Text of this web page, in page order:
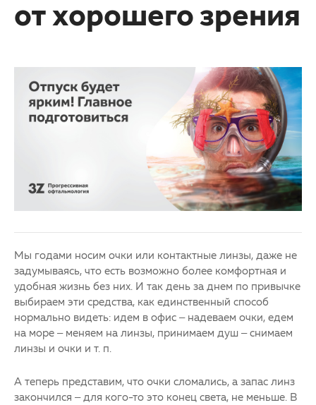
Партнерам
Клуб офтальмологов
Детская офтальмология
от хорошего зрения
Мы годами носим очки или контактные линзы, даже не
задумываясь, что есть возможно более комфортная и
удобная жизнь без них. И так день за днем по привычке
выбираем эти средства, как единственный способ
нормально видеть: идем в офис – надеваем очки, едем
на море – меняем на линзы, принимаем душ – снимаем
линзы и очки и т. п.
А теперь представим, что очки сломались, а запас линз
закончился – для кого-то это конец света, не меньше. В